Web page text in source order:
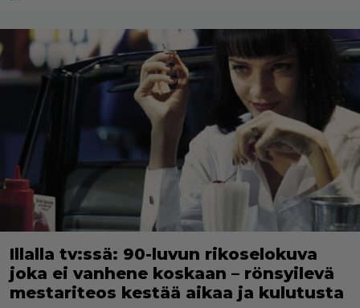
Illalla tv:ssä: 90-luvun rikoselokuva
joka ei vanhene koskaan – rönsyilevä
mestariteos kestää aikaa ja kulutusta